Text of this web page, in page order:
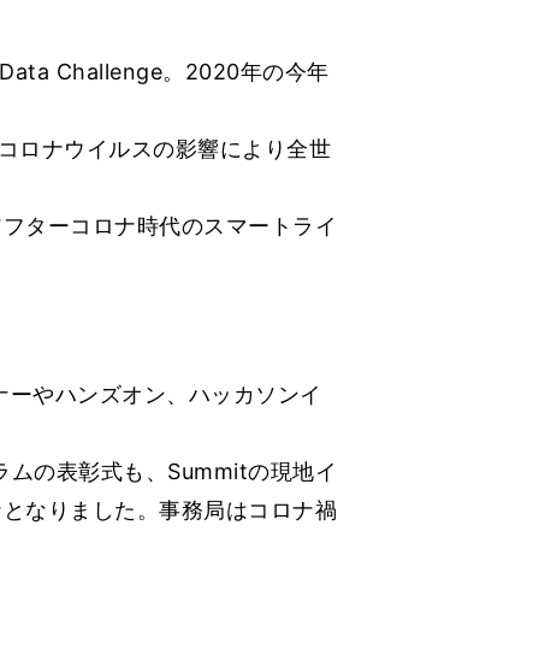
Challenge。2020年の今年
ロナウイルスの影響により全世
ターコロナ時代のスマートライ
やハンズオン、ハッカソンイ
の表彰式も、Summitの現地イ
なりました。事務局はコロナ禍